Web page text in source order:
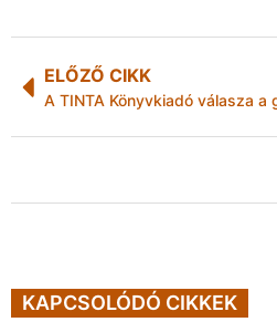
ELŐZŐ CIKK
A TINTA Könyvkiadó válasza a
KAPCSOLÓDÓ CIKKEK